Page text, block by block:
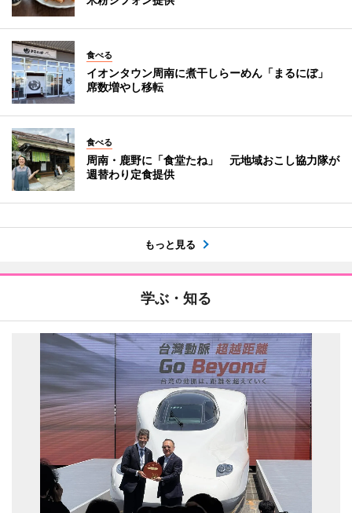
食べる
イオンタウン周南に煮干しらーめん「まるにぼ」
席数増やし移転
食べる
周南・鹿野に「食堂たね」 元地域おこし協力隊が
週替わり定食提供
もっと見る
学ぶ・知る